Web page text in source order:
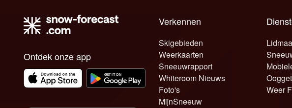
Ontdek onze app
Verkennen
Skigebieden
Weerkaarten
Sneeuwrapport
Whiteroom Nieuws
Foto's
MijnSneeuw
Weer